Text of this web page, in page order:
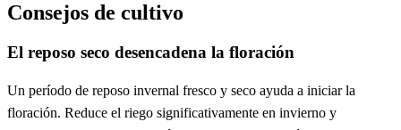
Consejos de cultivo
El reposo seco desencadena la floración
Un período de reposo invernal fresco y seco ayuda a iniciar la
floración. Reduce el riego significativamente en invierno y